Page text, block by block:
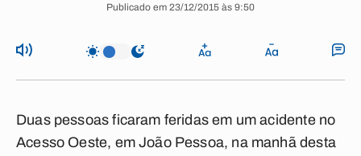
Publicado em 23/12/2015 às 9:50
Duas pessoas ficaram feridas em um acidente no
Acesso Oeste, em João Pessoa, na manhã desta